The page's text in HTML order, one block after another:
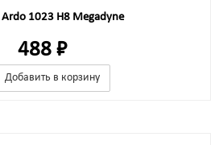
1023 H8 Megadyne
488 ₽
Добавить в корзину